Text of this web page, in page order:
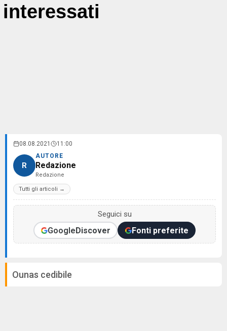
interessati
08.08.2021 11:00
R
AUTORE
Redazione
Redazione
Tutti gli articoli →
Seguici su
GoogleDiscover Fonti preferite
Ounas cedibile